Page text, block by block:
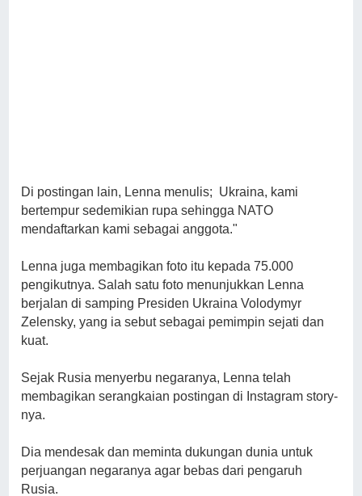
Di postingan lain, Lenna menulis; Ukraina, kami
bertempur sedemikian rupa sehingga NATO
mendaftarkan kami sebagai anggota."
Lenna juga membagikan foto itu kepada 75.000
pengikutnya. Salah satu foto menunjukkan Lenna
berjalan di samping Presiden Ukraina Volodymyr
Zelensky, yang ia sebut sebagai pemimpin sejati dan
kuat.
Sejak Rusia menyerbu negaranya, Lenna telah
membagikan serangkaian postingan di Instagram story-
nya.
Dia mendesak dan meminta dukungan dunia untuk
perjuangan negaranya agar bebas dari pengaruh
Rusia.